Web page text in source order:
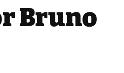
Bruno